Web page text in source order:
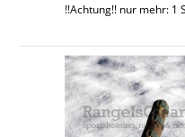
!!Achtung!! nur mehr: 1